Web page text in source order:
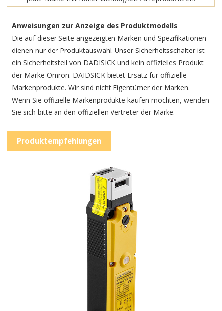
Anweisungen zur Anzeige des Produktmodells
Die auf dieser Seite angezeigten Marken und Spezifikationen
dienen nur der Produktauswahl. Unser Sicherheitsschalter ist
ein Sicherheitsteil von DADISICK und kein offizielles Produkt
der Marke Omron. DAIDSICK bietet Ersatz für offizielle
Markenprodukte. Wir sind nicht Eigentümer der Marken.
Wenn Sie offizielle Markenprodukte kaufen möchten, wenden
Sie sich bitte an den offiziellen Vertreter der Marke.
Produktempfehlungen